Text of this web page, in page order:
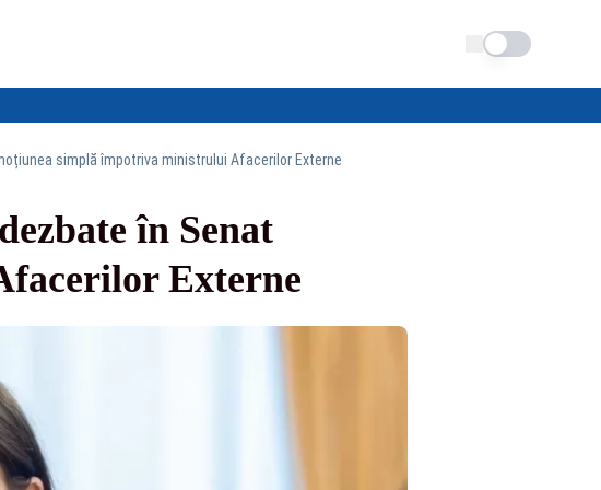
Schimba tema
simplă împotriva ministrului Afacerilor Externe
în Senat
Externe